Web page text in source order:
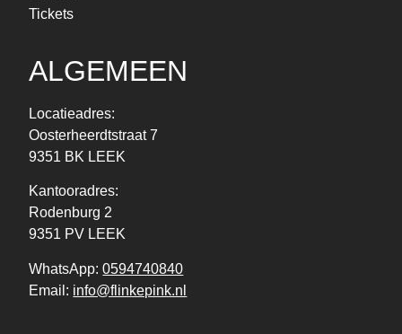
Tickets
ALGEMEEN
Locatieadres:
Oosterheerdtstraat 7
9351 BK LEEK
Kantooradres:
Rodenburg 2
9351 PV LEEK
WhatsApp:0594740840
Email: info@flinkepink.nl